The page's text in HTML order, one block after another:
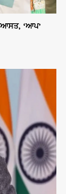
‘ਆਪ’